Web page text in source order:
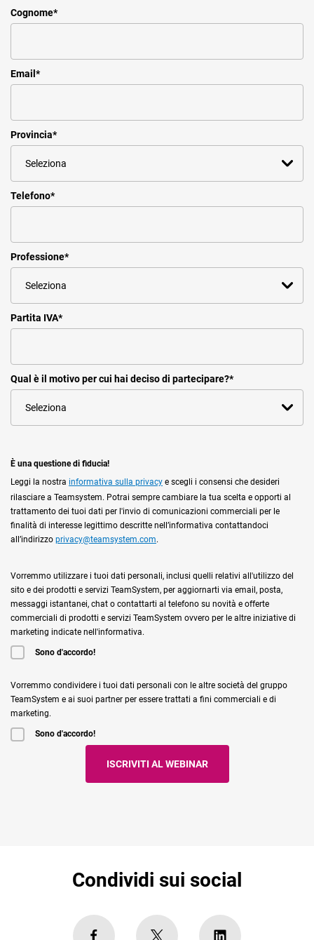
Cognome*
Email *
Provincia*
Telefono*
Professione*
Partita IVA*
Qual è il motivo per cui hai deciso di partecipare?*
È una questione di fiducia!
Leggi la nostra informativa sulla privacy e scegli i consensi che desideri
rilasciare a Teamsystem. Potrai sempre cambiare la tua scelta e opporti al
trattamento dei tuoi dati per l'invio di comunicazioni commerciali per le
finalità di interesse legittimo descritte nell’informativa contattandoci
all’indirizzo privacy@teamsystem.com.
Vorremmo utilizzare i tuoi dati personali, inclusi quelli relativi all'utilizzo del
sito e dei prodotti e servizi TeamSystem, per aggiornarti via email, posta,
messaggi istantanei, chat o contattarti al telefono su novità e offerte
commerciali di prodotti e servizi TeamSystem ovvero per le altre iniziative di
marketing indicate nell'informativa.
Sono d'accordo!
Vorremmo condividere i tuoi dati personali con le altre società del gruppo
TeamSystem e ai suoi partner per essere trattati a fini commerciali e di
marketing.
Sono d'accordo!
Condividi sui social